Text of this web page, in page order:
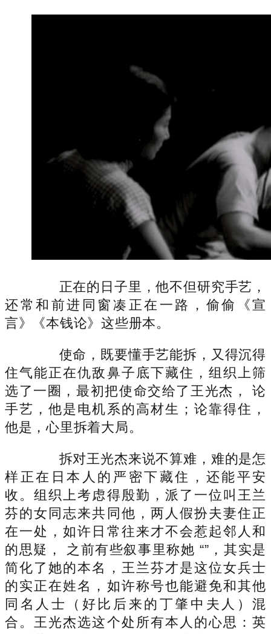
正在的日子里，他不但研究手艺，
还常和前进同窗凑正在一路，偷偷《宣
言》《本钱论》这些册本。
使命，既要懂手艺能拆，又得沉得
住气能正在仇敌鼻子底下藏住，组织上筛
选了一圈，最初把使命交给了王光杰， 论
手艺，他是电机系的高材生；论靠得住，
他是，心里拆着大局。
拆对王光杰来说不算难，难的是怎
样正在日本人的严密下藏住，还能平安
收。组织上考虑得殷勤，派了一位叫王兰
芬的女同志来共同他，两人假扮夫妻住正
在一处，如许日常往来才不会惹起邻人和
的思疑， 之前有些叙事里称她 “”，其实是
简化了她的本名，王兰芬才是这位女兵士
的实正在姓名，如许称号也能避免和其他
同名人士（好比后来的丁肇中夫人）混
合。王光杰选这个处所有本人的心思：英